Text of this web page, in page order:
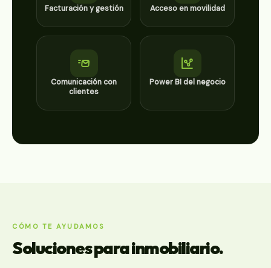
Facturación y gestión Acceso en movilidad
Comunicación con
clientes
Power BI del negocio
CÓMO TE AYUDAMOS
Soluciones para inmobiliario.